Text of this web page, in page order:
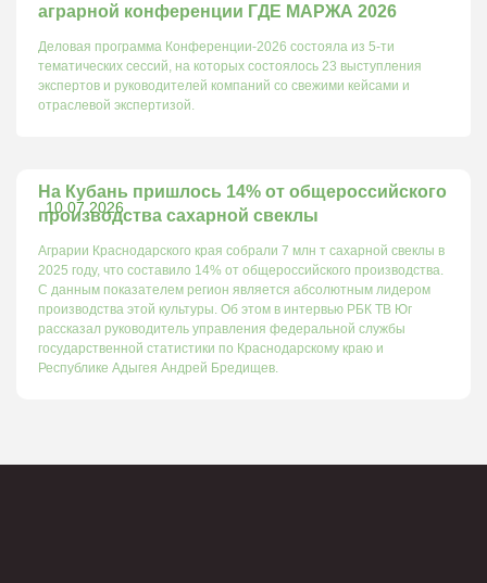
аграрной конференции ГДЕ МАРЖА 2026
Деловая программа Конференции-2026 состояла из 5-ти
тематических сессий, на которых состоялось 23 выступления
экспертов и руководителей компаний со свежими кейсами и
отраслевой экспертизой.
10.07.2026
На Кубань пришлось 14% от общероссийского
производства сахарной свеклы
Аграрии Краснодарского края собрали 7 млн т сахарной свеклы в
2025 году, что составило 14% от общероссийского производства.
С данным показателем регион является абсолютным лидером
производства этой культуры. Об этом в интервью РБК ТВ Юг
рассказал руководитель управления федеральной службы
государственной статистики по Краснодарскому краю и
Республике Адыгея Андрей Бредищев.